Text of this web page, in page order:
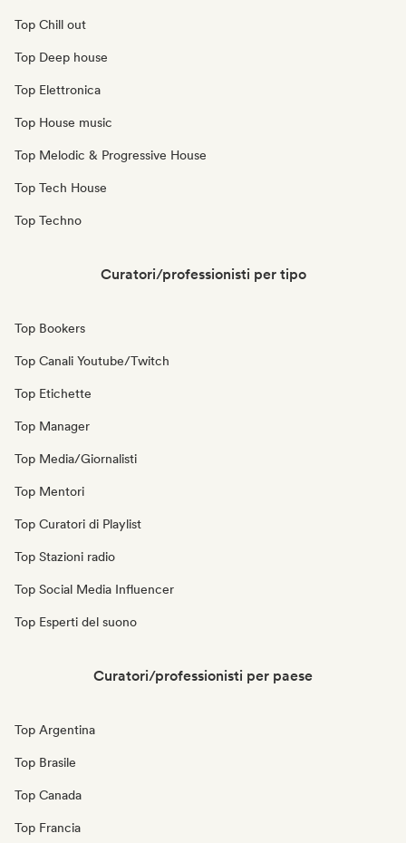
Top Chill out
Top Deep house
Top Elettronica
Top House music
Top Melodic & Progressive House
Top Tech House
Top Techno
Curatori/professionisti per tipo
Top Bookers
Top Canali Youtube/Twitch
Top Etichette
Top Manager
Top Media/Giornalisti
Top Mentori
Top Curatori di Playlist
Top Stazioni radio
Top Social Media Influencer
Top Esperti del suono
Curatori/professionisti per paese
Top Argentina
Top Brasile
Top Canada
Top Francia